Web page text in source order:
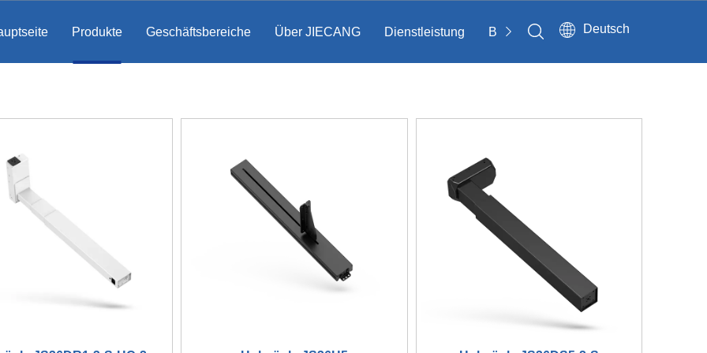
Produkte Geschäftsbereiche Über JIECANG Dienstleistung Bloggen KontaktDeutsch